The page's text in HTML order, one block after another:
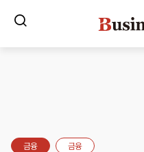
금융 금융